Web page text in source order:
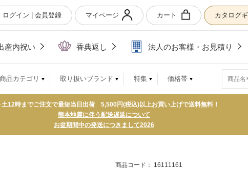
ログイン | 会員登録 マイページ カート カタログ
産内祝い 香典返し 法人のお客様・お見積り
商品カテゴリ 取り扱いブランド 特集 価格帯
土12時までご注文で最短当日出荷 5,500円(税込)以上お買い上げで送料無料！
熊本地震に伴う配送遅延について
お盆期間中の発送につきまして2026
商品コード： 16111161